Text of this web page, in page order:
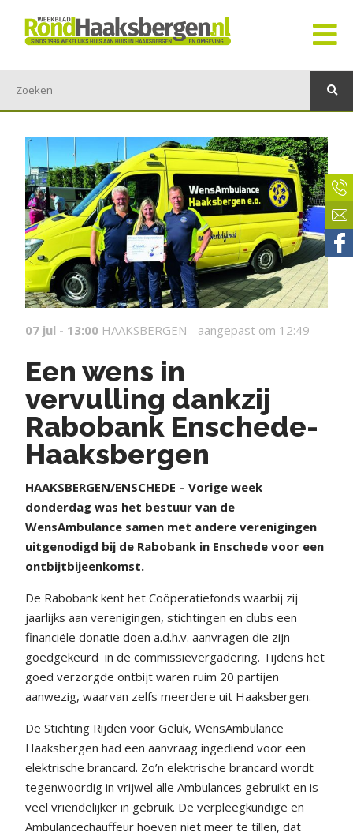
07 jul - 13:00 HAAKSBERGEN - aangepast om 12:49
Een wens in
vervulling dankzij
Rabobank Enschede-
Haaksbergen
HAAKSBERGEN/ENSCHEDE – Vorige week
donderdag was het bestuur van de
WensAmbulance samen met andere verenigingen
uitgenodigd bij de Rabobank in Enschede voor een
ontbijtbijeenkomst.
De Rabobank kent het Coöperatiefonds waarbij zij
jaarlijks aan verenigingen, stichtingen en clubs een
financiële donatie doen a.d.h.v. aanvragen die zijn
goedgekeurd in de commissievergadering. Tijdens het
goed verzorgde ontbijt waren ruim 20 partijen
aanwezig, waarvan zelfs meerdere uit Haaksbergen.
De Stichting Rijden voor Geluk, WensAmbulance
Haaksbergen had een aanvraag ingediend voor een
elektrische brancard. Zo’n elektrische brancard wordt
tegenwoordig in vrijwel alle Ambulances gebruikt en is
veel vriendelijker in gebruik. De verpleegkundige en
Ambulancechauffeur hoeven niet meer te tillen, dat